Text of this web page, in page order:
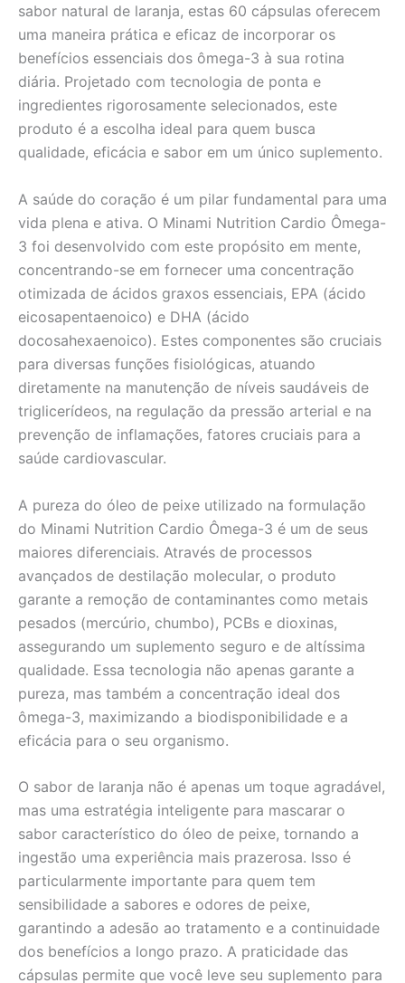
sabor natural de laranja, estas 60 cápsulas oferecem
uma maneira prática e eficaz de incorporar os
benefícios essenciais dos ômega-3 à sua rotina
diária. Projetado com tecnologia de ponta e
ingredientes rigorosamente selecionados, este
produto é a escolha ideal para quem busca
qualidade, eficácia e sabor em um único suplemento.
A saúde do coração é um pilar fundamental para uma
vida plena e ativa. O Minami Nutrition Cardio Ômega-
3 foi desenvolvido com este propósito em mente,
concentrando-se em fornecer uma concentração
otimizada de ácidos graxos essenciais, EPA (ácido
eicosapentaenoico) e DHA (ácido
docosahexaenoico). Estes componentes são cruciais
para diversas funções fisiológicas, atuando
diretamente na manutenção de níveis saudáveis de
triglicerídeos, na regulação da pressão arterial e na
prevenção de inflamações, fatores cruciais para a
saúde cardiovascular.
A pureza do óleo de peixe utilizado na formulação
do Minami Nutrition Cardio Ômega-3 é um de seus
maiores diferenciais. Através de processos
avançados de destilação molecular, o produto
garante a remoção de contaminantes como metais
pesados (mercúrio, chumbo), PCBs e dioxinas,
assegurando um suplemento seguro e de altíssima
qualidade. Essa tecnologia não apenas garante a
pureza, mas também a concentração ideal dos
ômega-3, maximizando a biodisponibilidade e a
eficácia para o seu organismo.
O sabor de laranja não é apenas um toque agradável,
mas uma estratégia inteligente para mascarar o
sabor característico do óleo de peixe, tornando a
ingestão uma experiência mais prazerosa. Isso é
particularmente importante para quem tem
sensibilidade a sabores e odores de peixe,
garantindo a adesão ao tratamento e a continuidade
dos benefícios a longo prazo. A praticidade das
cápsulas permite que você leve seu suplemento para